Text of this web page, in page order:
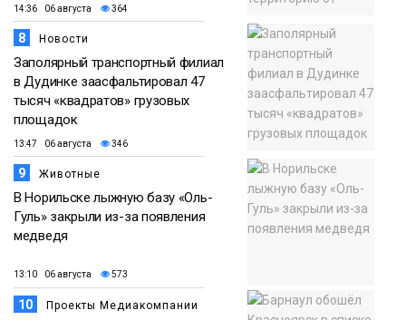
14:36 06 августа 364
8 Новости
Заполярный транспортный филиал
в Дудинке заасфальтировал 47
тысяч «квадратов» грузовых
площадок
13:47 06 августа 346
9 Животные
В Норильске лыжную базу «Оль-
Гуль» закрыли из-за появления
медведя
13:10 06 августа 573
10 Проекты Медиакомпании